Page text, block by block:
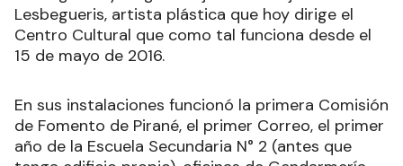
Lesbegueris, artista plástica que hoy dirige el
Centro Cultural que como tal funciona desde el
15 de mayo de 2016.
En sus instalaciones funcionó la primera Comisión
de Fomento de Pirané, el primer Correo, el primer
año de la Escuela Secundaria N° 2 (antes que